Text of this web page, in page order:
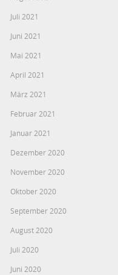
Juli 2021
Juni 2021
Mai 2021
April 2021
März 2021
Februar 2021
Januar 2021
Dezember 2020
November 2020
Oktober 2020
September 2020
August 2020
Juli 2020
Juni 2020